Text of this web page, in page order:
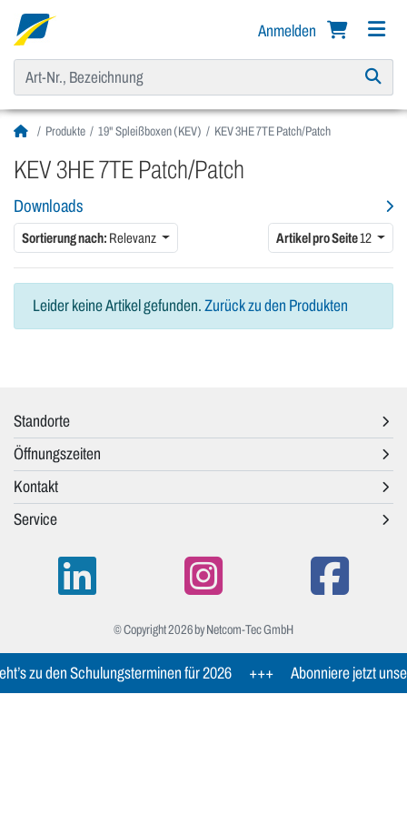
Anmelden
Produkte 19" Spleißboxen (KEV) KEV 3HE 7TE Patch/Patch
KEV 3HE 7TE Patch/Patch
Downloads
Sortierung nach: Relevanz Artikel pro Seite12
Leider keine Artikel gefunden. Zurück zu den Produkten
Standorte
Öffnungszeiten
Kontakt
Service
© Copyright 2026 by Netcom-Tec GmbH
zu den Schulungsterminen für 2026 +++ Abonniere jetzt